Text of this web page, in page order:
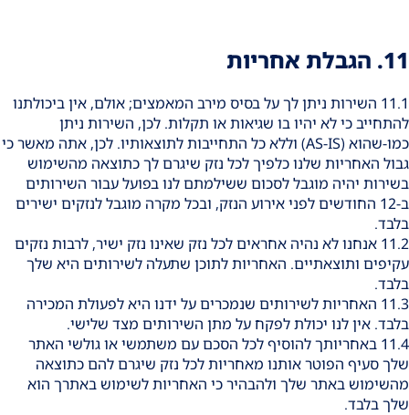
11. הגבלת אחריות
11.1 השירות ניתן לך על בסיס מירב המאמצים; אולם, אין ביכולתנו
להתחייב כי לא יהיו בו שגיאות או תקלות. לכן, השירות ניתן
כמו-שהוא (AS-IS) וללא כל התחייבות לתוצאותיו. לכן, אתה מאשר כי
גבול האחריות שלנו כלפיך לכל נזק שיגרם לך כתוצאה מהשימוש
בשירות יהיה מוגבל לסכום ששילמתם לנו בפועל עבור השירותים
ב-12 החודשים לפני אירוע הנזק, ובכל מקרה מוגבל לנזקים ישירים
בלבד.
11.2 אנחנו לא נהיה אחראים לכל נזק שאינו נזק ישיר, לרבות נזקים
עקיפים ותוצאתיים. האחריות לתוכן שתעלה לשירותים היא שלך
בלבד.
11.3 האחריות לשירותים שנמכרים על ידנו היא לפעולת המכירה
בלבד. אין לנו יכולת לפקח על מתן השירותים מצד שלישי.
11.4 באחריותך להוסיף לכל הסכם עם משתמשי או גולשי האתר
שלך סעיף הפוטר אותנו מאחריות לכל נזק שיגרם להם כתוצאה
מהשימוש באתר שלך ולהבהיר כי האחריות לשימוש באתרך הוא
שלך בלבד.